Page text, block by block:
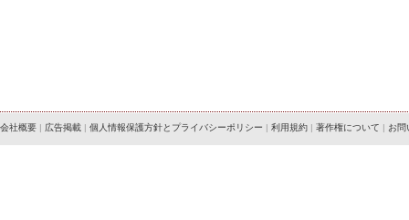
会社概要 | 広告掲載 | 個人情報保護方針とプライバシーポリシー | 利用規約 | 著作権について | お問